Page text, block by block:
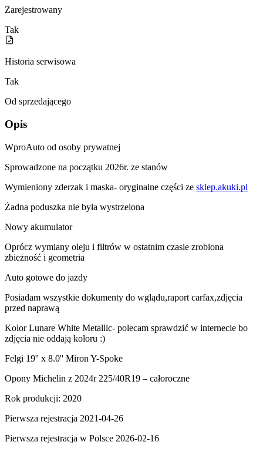
Zarejestrowany
Tak
Historia serwisowa
Tak
Od sprzedającego
Opis
WproAuto od osoby prywatnej
Sprowadzone na początku 2026r. ze stanów
Wymieniony zderzak i maska- oryginalne części ze sklep.akuki.pl
Żadna poduszka nie była wystrzelona
Nowy akumulator
Oprócz wymiany oleju i filtrów w ostatnim czasie zrobiona
zbieżność i geometria
Auto gotowe do jazdy
Posiadam wszystkie dokumenty do wglądu,raport carfax,zdjęcia
przed naprawą
Kolor Lunare White Metallic- polecam sprawdzić w internecie bo
zdjęcia nie oddają koloru :)
Felgi 19'' x 8.0'' Miron Y-Spoke
Opony Michelin z 2024r 225/40R19 – całoroczne
Rok produkcji: 2020
Pierwsza rejestracja 2021-04-26
Pierwsza rejestracja w Polsce 2026-02-16